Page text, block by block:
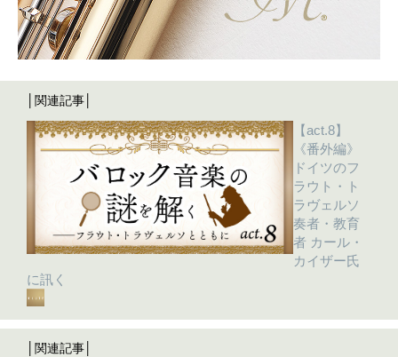
│関連記事│
【act.8】
《番外編》
ドイツのフ
ラウト・ト
ラヴェルソ
奏者・教育
者 カール・
カイザー氏
に訊く
│関連記事│